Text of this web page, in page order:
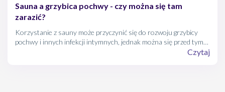
Sauna a grzybica pochwy - czy można się tam
zarazić?
Korzystanie z sauny może przyczynić się do rozwoju grzybicy
pochwy i innych infekcji intymnych, jednak można się przed tym
Czytaj